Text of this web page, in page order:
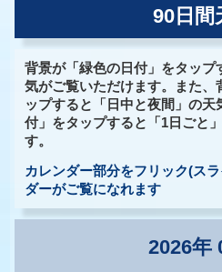
90日間
背景が「緑色の日付」をタップ
気がご覧いただけます。また、
ップすると「日中と夜間」の天
付」をタップすると「1日ごと
す。
カレンダー部分をフリック(ス
ダーがご覧になれます
2026年